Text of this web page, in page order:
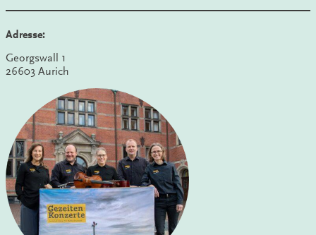
Adresse:
Georgswall 1
26603 Aurich